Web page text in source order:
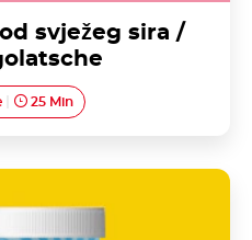
svježeg sira /
25 Min